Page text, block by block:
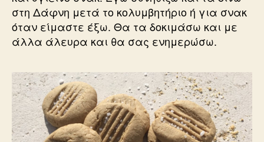
στη Δάφνη μετά το κολυμβητήριο ή για σνακ
όταν είμαστε έξω. Θα τα δοκιμάσω και με
άλλα άλευρα και θα σας ενημερώσω.